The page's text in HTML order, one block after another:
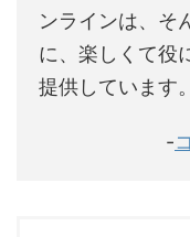
ンラインは、そ
に、楽しくて役
提供しています。
-